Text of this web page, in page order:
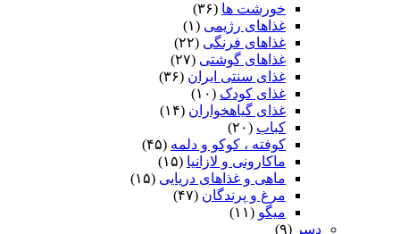
خورشت ها (۳۶)
غذاهای رژیمی (۱)
غذاهای فرنگی (۲۲)
غذاهای گوشتی (۲۷)
غذای سنتی ایران (۳۶)
غذای کودک (۱۰)
غذای گیاهخواران (۱۴)
کباب (۲۰)
کوفته ، کوکو و دلمه (۴۵)
ماکارونی و لازانیا (۱۵)
ماهی و غذاهای دریایی (۱۵)
مرغ و پرندگان (۴۷)
میگو (۱۱)
دسر (۹)